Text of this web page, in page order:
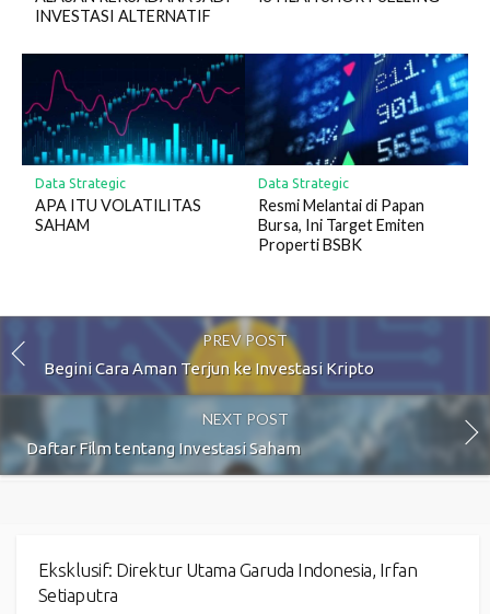
INVESTASI ALTERNATIF
Data Strategic
APA ITU VOLATILITAS
SAHAM
Data Strategic
Resmi Melantai di Papan
Bursa, Ini Target Emiten
Properti BSBK
PREV POST
Begini Cara Aman Terjun ke Investasi Kripto
NEXT POST
Daftar Film tentang Investasi Saham
Eksklusif: Direktur Utama Garuda Indonesia, Irfan
Setiaputra